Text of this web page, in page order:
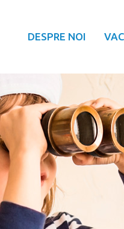
DESPRE NOI